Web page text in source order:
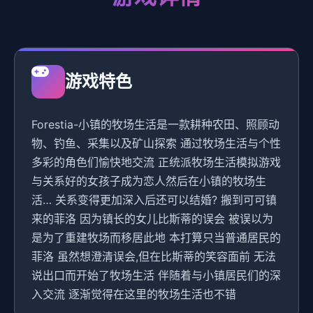
游戏特色
Forestia-小镇的牧场生活是一款耕种农田、照顾动
物、钓鱼、采集以及矿山探索 通过牧场生活与个性
多彩的角色们愉快地交流 正统派牧场生活模拟游戏
与关系好的女孩子成为恋人然后在小镇的牧场生
活… 关系变得更加深入后还可以结婚? 搬到可可镇
来的菲洛 因为镇长的女儿比斯蒂的误会 被误以为
是为了重建牧场而移居此地 本打算只当普通居民的
菲洛 虽然想澄清误会,但在比斯蒂的笑容面前 无法
说出口而开始了牧场生活 伴随着与小镇居民们的深
入交流 逐渐觉得在这里的牧场生活也不错